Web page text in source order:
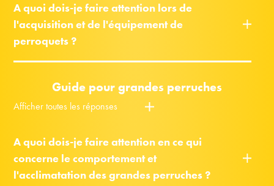
A quoi dois-je faire attention lors de
l'acquisition et de l'équipement de
perroquets ?
Guide pour grandes perruches
Afficher toutes les réponses
A quoi dois-je faire attention en ce qui
concerne le comportement et
l'acclimatation des grandes perruches ?